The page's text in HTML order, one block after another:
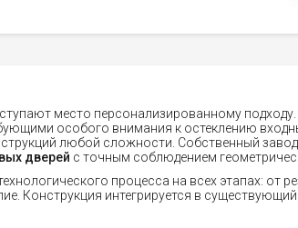
место персонализированному
особого внимания к остеклению
любой сложности. Собственный
дверей с точным соблюдением
процесса на всех этапах:
Конструкция интегрируется в